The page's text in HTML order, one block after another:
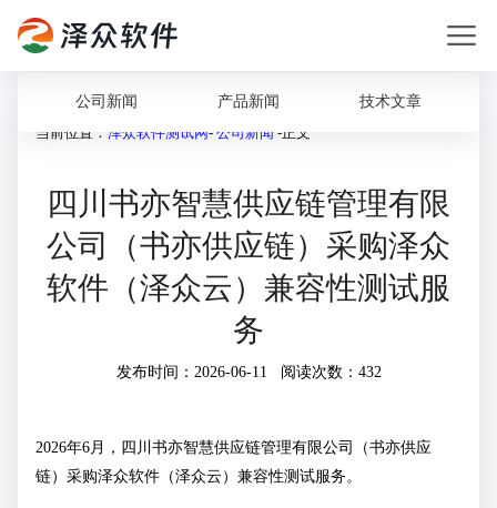
公司新闻 产品新闻
技术文章
当前位置： 泽众软件测试网- 公司新闻 -正文
四川书亦智慧供应链管理有限
公司（书亦供应链）采购泽众
软件（泽众云）兼容性测试服
务
发布时间：2026-06-11 阅读次数：432
2026年6月，四川书亦智慧供应链管理有限公司（书亦供应
链）采购泽众软件（泽众云）兼容性测试服务。